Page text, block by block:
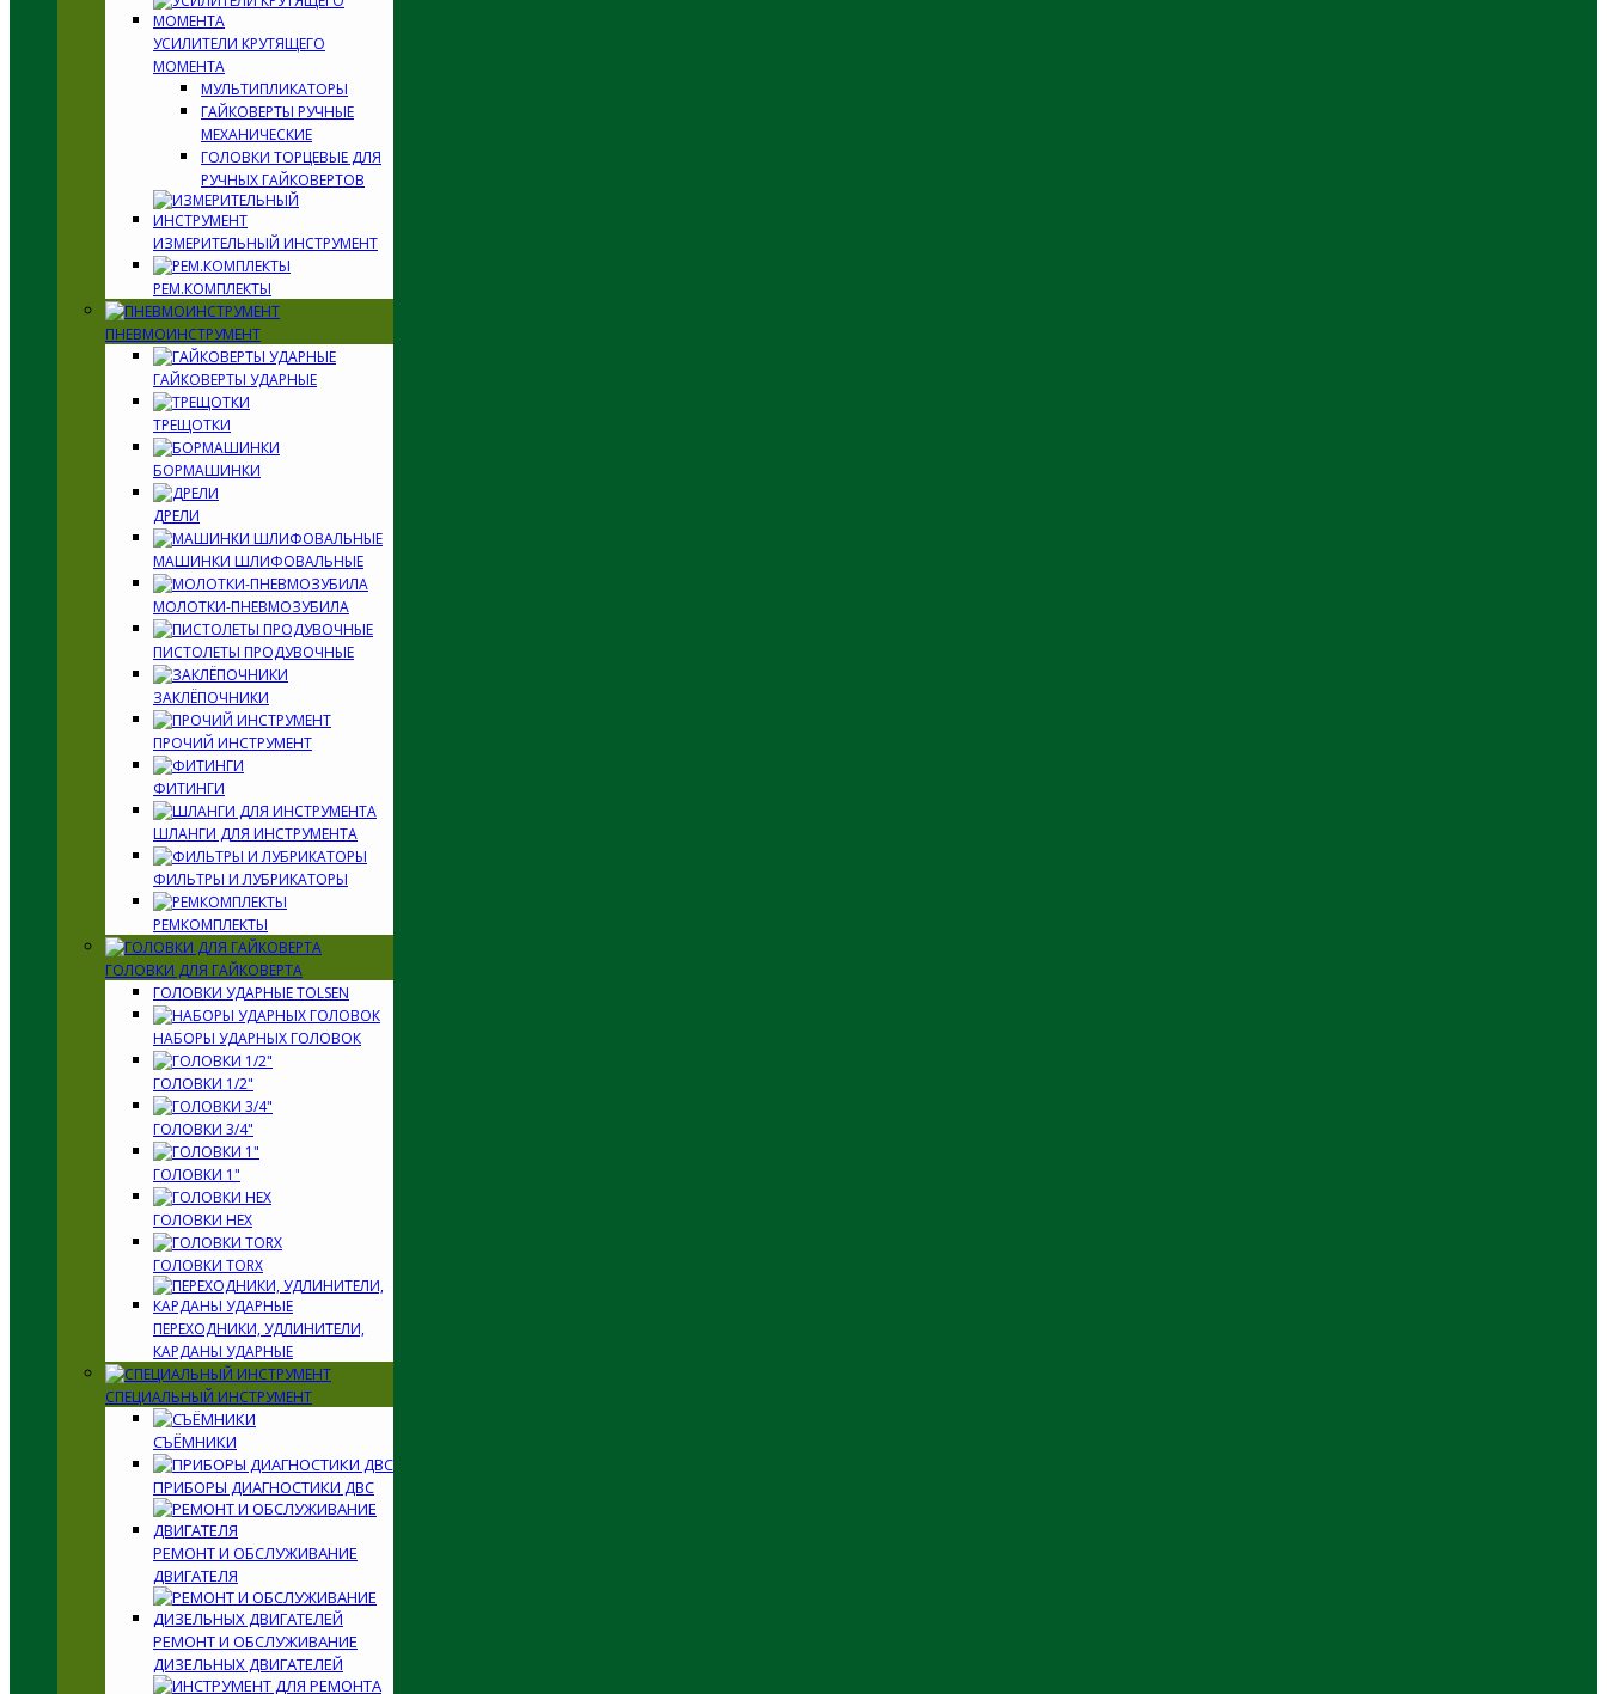
УСИЛИТЕЛИ КРУТЯЩЕГО
МОМЕНТА
МУЛЬТИПЛИКАТОРЫ
ГАЙКОВЕРТЫ РУЧНЫЕ
МЕХАНИЧЕСКИЕ
ГОЛОВКИ ТОРЦЕВЫЕ ДЛЯ
РУЧНЫХ ГАЙКОВЕРТОВ
ИЗМЕРИТЕЛЬНЫЙ ИНСТРУМЕНТ
РЕМ.КОМПЛЕКТЫ
ПНЕВМОИНСТРУМЕНТ
ГАЙКОВЕРТЫ УДАРНЫЕ
ТРЕЩОТКИ
БОРМАШИНКИ
ДРЕЛИ
МАШИНКИ ШЛИФОВАЛЬНЫЕ
МОЛОТКИ-ПНЕВМОЗУБИЛА
ПИСТОЛЕТЫ ПРОДУВОЧНЫЕ
ЗАКЛЁПОЧНИКИ
ПРОЧИЙ ИНСТРУМЕНТ
ФИТИНГИ
ШЛАНГИ ДЛЯ ИНСТРУМЕНТА
ФИЛЬТРЫ И ЛУБРИКАТОРЫ
РЕМКОМПЛЕКТЫ
ГОЛОВКИ ДЛЯ ГАЙКОВЕРТА
ГОЛОВКИ УДАРНЫЕ TOLSEN
НАБОРЫ УДАРНЫХ ГОЛОВОК
ГОЛОВКИ 1/2"
ГОЛОВКИ 3/4"
ГОЛОВКИ 1"
ГОЛОВКИ HEX
ГОЛОВКИ TORX
ПЕРЕХОДНИКИ, УДЛИНИТЕЛИ,
КАРДАНЫ УДАРНЫЕ
СПЕЦИАЛЬНЫЙ ИНСТРУМЕНТ
СЪЁМНИКИ
ПРИБОРЫ ДИАГНОСТИКИ ДВС
РЕМОНТ И ОБСЛУЖИВАНИЕ
ДВИГАТЕЛЯ
РЕМОНТ И ОБСЛУЖИВАНИЕ
ДИЗЕЛЬНЫХ ДВИГАТЕЛЕЙ